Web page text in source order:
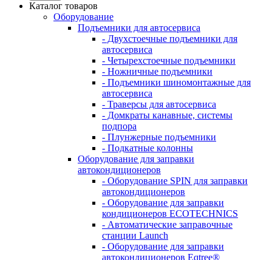
Каталог товаров
Оборудование
Подъемники для автосервиса
- Двухстоечные подъемники для
автосервиса
- Четырехстоечные подъемники
- Ножничные подъемники
- Подъемники шиномонтажные для
автосервиса
- Траверсы для автосервиса
- Домкраты канавные, системы
подпора
- Плунжерные подъемники
- Подкатные колонны
Оборудование для заправки
автокондиционеров
- Оборудование SPIN для заправки
автокондиционеров
- Оборудование для заправки
кондиционеров ECOTECHNICS
- Автоматические заправочные
станции Launch
- Оборудование для заправки
автокондиционеров Eqtree®